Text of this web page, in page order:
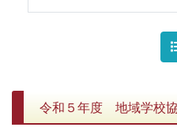
令和５年度 地域学校